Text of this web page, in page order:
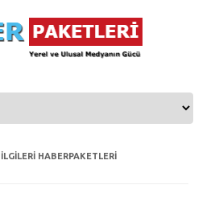
HABERPAKETLERI